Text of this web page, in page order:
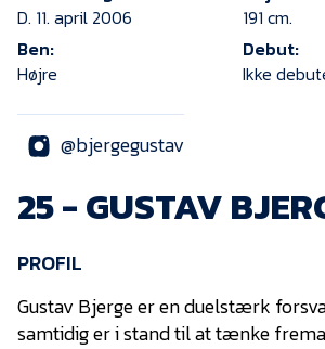
NYHEDER
Om Esbjerg fB
EfB Akademi
Partnere
Blue Water Arena
D. 11. april 2006
191 cm.
Ben:
Højre
Debut:
Ikke
@bjergegustav
25 - GUSTAV
PROFIL
Gustav Bjerge er en duelstærk
samtidig er i stand til at tænke